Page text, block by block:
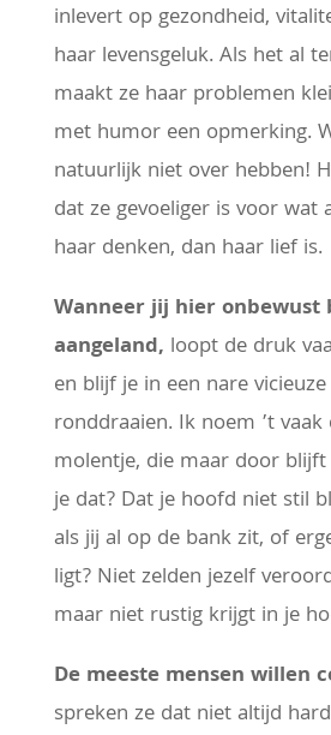
inlevert op gezondheid,
haar levensgeluk. Als het al
maakt ze haar problemen
met humor een opmerking.
natuurlijk niet over hebben!
dat ze gevoeliger is voor wat
haar denken, dan haar lief is.
Wanneer jij hier onbewust
aangeland, loopt de druk
en blijf je in een nare
ronddraaien. Ik noem ’t
molentje, die maar door
je dat? Dat je hoofd niet stil
als jij al op de bank zit, of
ligt? Niet zelden jezelf
maar niet rustig krijgt in je
De meeste mensen willen
spreken ze dat niet altijd